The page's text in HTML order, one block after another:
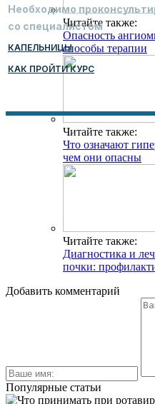
Читайте также:
Опасность
способы терапии
Читайте также:
Что означают
чем они опасны
Читайте также:
Диагностика и
почки:
Добавить комментарий
Популярные статьи
Необходимо
со специалистом
КАПЕЛЬНИЦЫ
КАК ПРОЙТИ КУРС